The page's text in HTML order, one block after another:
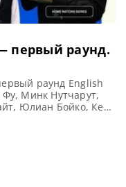
первый раунд.
раунд English
Минк Нутчарут,
Юлиан Бойко, Кен
Англия